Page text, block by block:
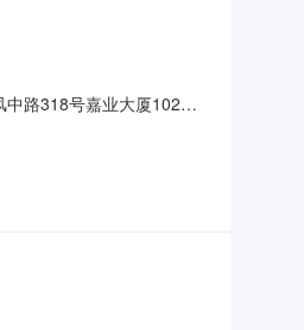
路318号嘉业大厦102房
大厦1